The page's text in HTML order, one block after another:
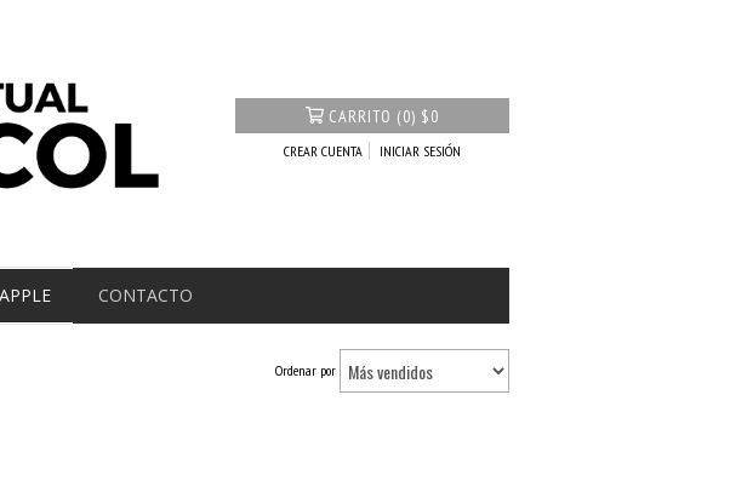
CARRITO (0) $0
CREAR CUENTA INICIAR SESIÓN
CONTACTO
Ordenar por